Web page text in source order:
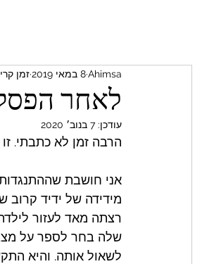
לאחר
Ahimsa8 במאי 2019 זמן קריאה
עודכן: 7 בנוב׳ 2020
הרבה זמן לא כתבתי.
אני חושבת
מידידה של ידיד קרוב
רצתה מאד לעזור
שלה בחר לספר על
לשאול אותה. והיא